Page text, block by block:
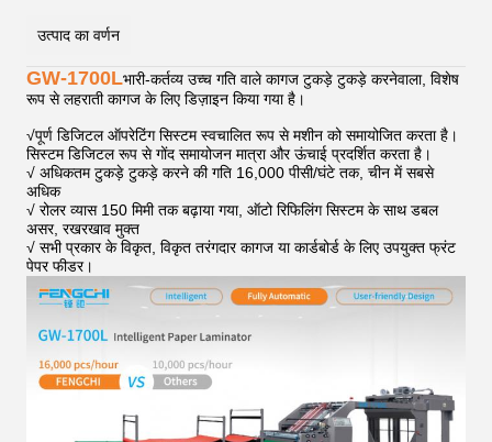
उत्पाद का वर्णन
GW-1700Lभारी-कर्तव्य उच्च गति वाले कागज टुकड़े टुकड़े करनेवाला, विशेष
रूप से लहराती कागज के लिए डिज़ाइन किया गया है।
√पूर्ण डिजिटल ऑपरेटिंग सिस्टम स्वचालित रूप से मशीन को समायोजित करता है।
सिस्टम डिजिटल रूप से गोंद समायोजन मात्रा और ऊंचाई प्रदर्शित करता है।
√ अधिकतम टुकड़े टुकड़े करने की गति 16,000 पीसी/घंटे तक, चीन में सबसे
अधिक
√ रोलर व्यास 150 मिमी तक बढ़ाया गया, ऑटो रिफिलिंग सिस्टम के साथ डबल
असर, रखरखाव मुक्त
√ सभी प्रकार के विकृत, विकृत तरंगदार कागज या कार्डबोर्ड के लिए उपयुक्त फ्रंट
पेपर फीडर।